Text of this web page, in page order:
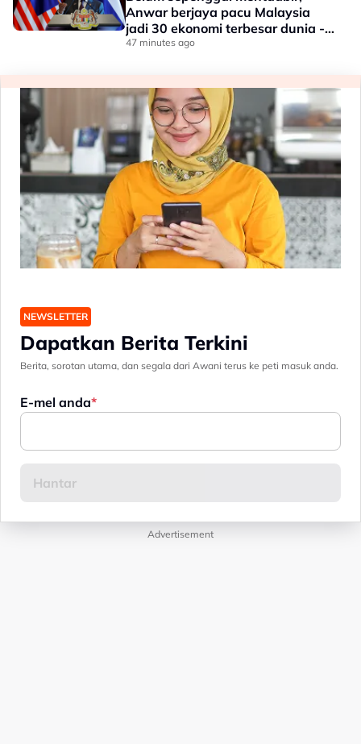
Anwar berjaya pacu Malaysia
jadi 30 ekonomi terbesar dunia -
Penganalisis
47 minutes ago
NEWSLETTER
Dapatkan Berita Terkini
Berita, sorotan utama, dan segala dari Awani terus ke peti masuk anda.
E-mel anda
Advertisement